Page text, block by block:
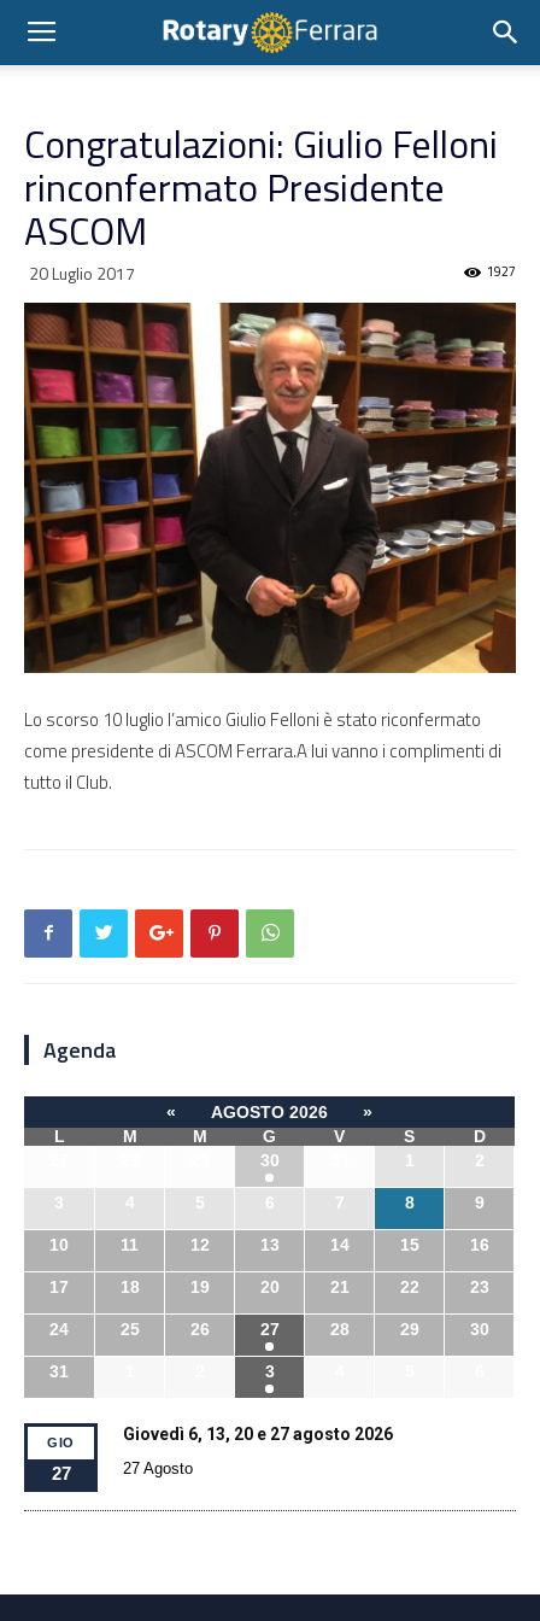
Congratulazioni: Giulio Felloni
rinconfermato Presidente
ASCOM
20 Luglio 2017 1927
Lo scorso 10 luglio l’amico Giulio Felloni è stato riconfermato
come presidente di ASCOM Ferrara.A lui vanno i complimenti di
tutto il Club.
Agenda
« AGOSTO 2026
»
L
M M G V S
D
30 1 2
3 4 5 6 7 8 9
10 11 12 13 14 15 16
17 18 19 20 21 22 23
24 25 26 27 28 29 30
31 3
GIO
27
Giovedì 6, 13, 20 e 27 agosto 2026
27 Agosto